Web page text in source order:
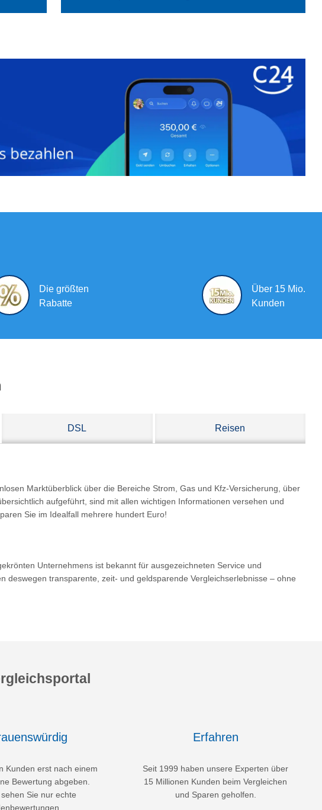
Die größten
Rabatte
Über 15 Mio.
Kunden
DSL Reisen
Marktüberblick über die Bereiche Strom, Gas und Kfz-Versicherung, über
aufgeführt, sind mit allen wichtigen Informationen versehen und
Sie im Idealfall mehrere hundert Euro!
Unternehmens ist bekannt für ausgezeichneten Service und
deswegen transparente, zeit- und geldsparende Vergleichserlebnisse – ohne
Kunden erst nach einem
Bewertung abgeben.
Sie nur echte
Erfahren
Seit 1999 haben unsere Experten über
15 Millionen Kunden beim Vergleichen
und Sparen geholfen.